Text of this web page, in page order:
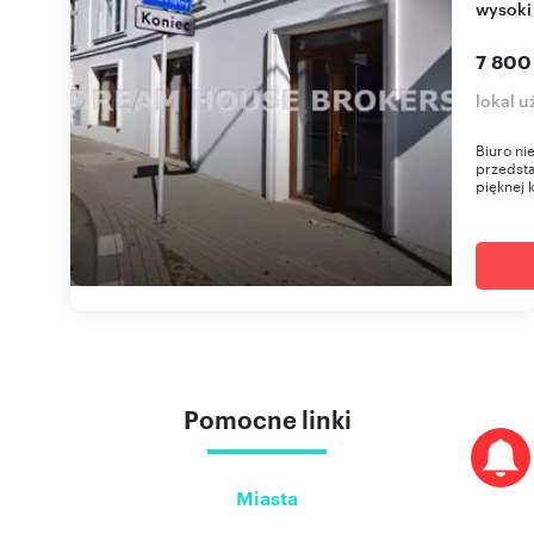
7 800
lokal
Biuro
pięknej
Pomocne linki
Miasta